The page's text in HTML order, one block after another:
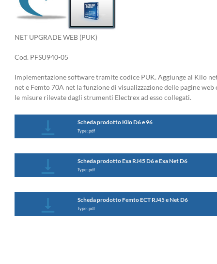
NET UPGRADE WEB (PUK)
Cod. PFSU940-05
Implementazione software tramite codice PUK. Aggiunge al Kilo
net e Femto 70A net la funzione di visualizzazione delle pagine web
le misure rilevate dagli strumenti Electrex ad esso collegati.
Scheda prodotto Kilo D6 e 96
Type: pdf
Scheda prodotto Exa RJ45 D6 e Exa Net D6
Type: pdf
Scheda prodotto Femto ECT RJ45 e Net D6
Type: pdf